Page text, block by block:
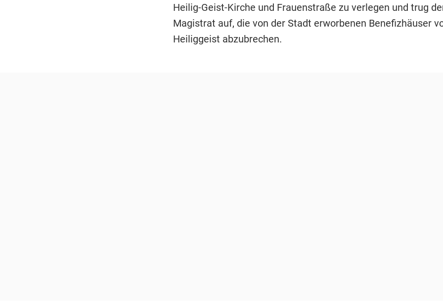
Heilig-Geist-Kirche und Frauenstraße zu verlegen und trug
Magistrat auf, die von der Stadt erworbenen Benefizhäuser
Heiliggeist abzubrechen.